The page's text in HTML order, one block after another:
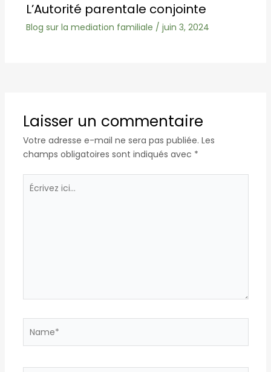
L’Autorité parentale conjointe
Blog sur la mediation familiale / juin 3, 2024
Laisser un commentaire
Votre adresse e-mail ne sera pas publiée. Les
champs obligatoires sont indiqués avec *
Écrivez
ici…